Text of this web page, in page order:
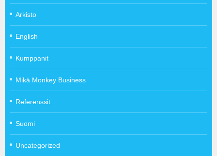
Arkisto
English
Kumppanit
Mikä Monkey Business
Referenssit
Suomi
Uncategorized